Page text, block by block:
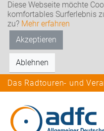
Diese Webseite möchte
komfortables Surferlebnis
zu? Mehr erfahren
Akzeptieren
Ablehnen
Das Radtouren- und